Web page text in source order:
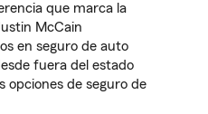
que marca la
McCain
en seguro de auto
fuera del estado
opciones de seguro de